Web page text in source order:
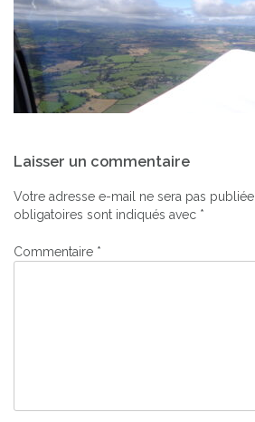
de
l’article
Laisser un commentaire
Votre adresse e-mail ne sera pas publiée.
obligatoires sont indiqués avec *
Commentaire *